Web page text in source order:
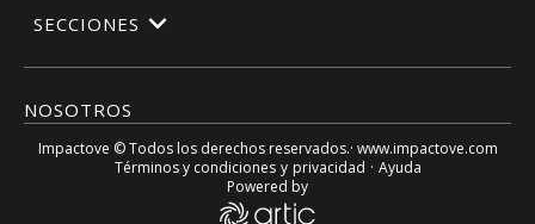
NOSOTROS
SECCIONES
Impactove © Todos los derechos reservados.· www.impactove.com
Términos y condiciones y privacidad · Ayuda
Powered by